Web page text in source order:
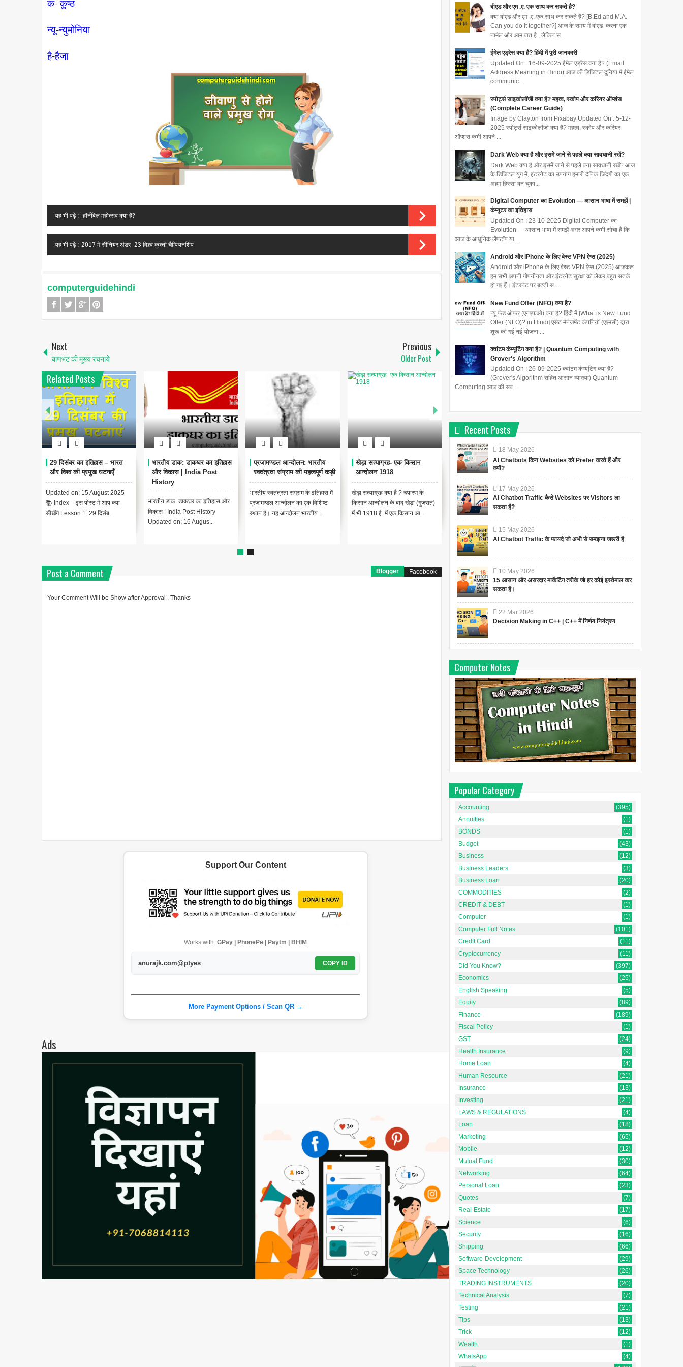
क- कुष्ठ
न्यू-न्युमोनिया
है-हैजा
यह भी पढ़े : हॉर्नबिल महोत्‍सव क्या है?
यह भी पढ़े : 2017 में सीनियर अंडर -23 विश्र्व कुश्ती चैम्पियनशिप
computerguidehindi
Next
बाणभट की मुख्य रचनाये
Previous
Older Post
Related Posts
29 दिसंबर का इतिहास – भारत
और विश्व की प्रमुख घटनाएँ
Updated on: 15 August 2025
📚 Index – इस पोस्ट में आप क्या
सीखेंगे Lesson 1: 29 दिसंब...
भारतीय डाक: डाकघर का इतिहास
और विकास | India Post
History
भारतीय डाक: डाकघर का इतिहास और
विकास | India Post History
Updated on: 16 Augus...
प्रजामण्डल आन्दोलन: भारतीय
स्वतंत्रता संग्राम की महत्वपूर्ण कड़ी
भारतीय स्वतंत्रता संग्राम के इतिहास में
प्रजामण्डल आन्दोलन का एक विशिष्ट
स्थान है। यह आन्दोलन भारतीय...
खेड़ा सत्याग्रह- एक किसान
आन्दोलन 1918
खेड़ा सत्याग्रह क्या है ? चंपारण के
किसान आन्दोलन के बाद खेड़ा (गुजरात)
में भी 1918 ई. में एक किसान आ...
होमरूल लीग की गठन कहा ,क्यों
किया गया था ?
होमरूल लीग की गठन कहा किया गया था
? तिलक ने अप्रैल 1916 में बम्बई के
बेलगांव में अपने होमरूल ...
द्वैध प्रशासनिक प्रणाली क्या है ?-
Post a Comment Blogger Facebook
Your Comment Will be Show after Approval , Thanks
Support Our Content
Works with:GPay | PhonePe | Paytm | BHIM
anurajk.com@ptyes COPY ID
More Payment Options / Scan QR →
Ads
बीएड और एम .ए. एक साथ कर सकते है?
क्या बीएड और एम .ए. एक साथ कर सकते है? [B.Ed and M.A.
Can you do it together?] आज के समय में बीएड करना एक
नार्मल और आम बात है , लेकिन स...
ईमेल एड्रेस क्या है? हिंदी में पूरी जानकारी
Updated On : 16-09-2025 ईमेल एड्रेस क्या है? (Email
Address Meaning in Hindi) आज की डिजिटल दुनिया में ईमेल
communic...
स्पोर्ट्स साइकोलॉजी क्या है? महत्व, स्कोप और करियर ऑप्शंस
(Complete Career Guide)
Image by Clayton from Pixabay Updated On : 5-12-
2025 स्पोर्ट्स साइकोलॉजी क्या है? महत्व, स्कोप और करियर
ऑप्शंस कभी आपने ...
Dark Web क्या है और इसमें जाने से पहले क्या सावधानी रखें?
Dark Web क्या है और इसमें जाने से पहले क्या सावधानी रखें? आज
के डिजिटल युग में, इंटरनेट का उपयोग हमारी दैनिक जिंदगी का एक
अहम हिस्सा बन चुका...
Digital Computer का Evolution — आसान भाषा में समझें |
कंप्यूटर का इतिहास
Updated On : 23-10-2025 Digital Computer का
Evolution — आसान भाषा में समझें अगर आपने कभी सोचा है कि
आज के आधुनिक लैपटॉप या...
Android और iPhone के लिए बेस्ट VPN ऐप्स (2025)
Android और iPhone के लिए बेस्ट VPN ऐप्स (2025) आजकल
हम सभी अपनी गोपनीयता और इंटरनेट सुरक्षा को लेकर बहुत सतर्क
हो गए हैं। इंटरनेट पर बढ़ती स...
New Fund Offer (NFO) क्या है?
न्यू फंड ऑफर (एनएफओ) क्या है? हिंदी में [What is New Fund
Offer (NFO)? in Hindi] एसेट मैनेजमेंट कंपनियों (एएमसी) द्वारा
शुरू की गई नई योजना ...
क्वांटम कंप्यूटिंग क्या है? | Quantum Computing with
Grover's Algorithm
Updated On : 26-09-2025 क्वांटम कंप्यूटिंग क्या है?
(Grover's Algorithm सहित आसान व्याख्या) Quantum
Computing आज की सब...
Recent Posts
18 May 2026
AI Chatbots किन Websites को Prefer करते हैं और
क्यों?
17 May 2026
AI Chatbot Traffic कैसे Websites पर Visitors ला
सकता है?
15 May 2026
AI Chatbot Traffic के फायदे जो अभी से समझना जरूरी है
10 May 2026
15 आसान और असरदार मार्केटिंग तरीके जो हर कोई इस्तेमाल कर
सकता है।
22 Mar 2026
Decision Making in C++ | C++ में निर्णय नियंत्रण
Computer Notes
Popular Category
Accounting
(395)
Annuities
(1)
BONDS
(1)
Budget
(43)
Business
(12)
Business Leaders
(3)
Business Loan
(20)
COMMODITIES
(2)
CREDIT & DEBT
(1)
Computer
(1)
Computer Full Notes
(101)
Credit Card
(11)
Cryptocurrency
(11)
Did You Know?
(397)
Economics
(25)
English Speaking
(5)
Equity
(89)
Finance
(189)
Fiscal Policy
(1)
GST
(24)
Health Insurance
(9)
Home Loan
(4)
Human Resource
(21)
Insurance
(13)
Investing
(21)
LAWS & REGULATIONS
(4)
Loan
(18)
Marketing
(65)
Mobile
(12)
Mutual Fund
(30)
Networking
(64)
Personal Loan
(23)
Quotes
(7)
Real-Estate
(17)
Science
(6)
Security
(16)
Shipping
(66)
Software-Development
(29)
Space Technology
(26)
TRADING INSTRUMENTS
(20)
Technical Analysis
(7)
Testing
(21)
Tips
(13)
Trick
(12)
Wealth
(1)
WhatsApp
(4)